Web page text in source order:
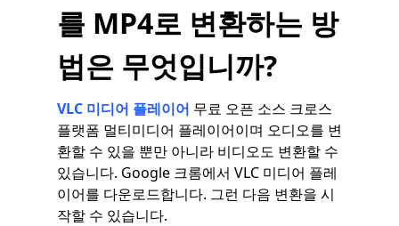
를 MP4로 변환하는 방
법은 무엇입니까?
VLC 미디어 플레이어 무료 오픈 소스 크로스
플랫폼 멀티미디어 플레이어이며 오디오를 변
환할 수 있을 뿐만 아니라 비디오도 변환할 수
있습니다. Google 크롬에서 VLC 미디어 플레
이어를 다운로드합니다. 그런 다음 변환을 시
작할 수 있습니다.